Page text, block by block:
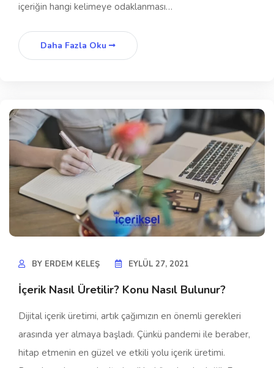
içeriğin hangi kelimeye odaklanması…
Daha Fazla Oku
BY ERDEM KELEŞ EYLÜL 27, 2021
İçerik Nasıl Üretilir? Konu Nasıl Bulunur?
Dijital içerik üretimi, artık çağımızın en önemli gerekleri
arasında yer almaya başladı. Çünkü pandemi ile beraber,
hitap etmenin en güzel ve etkili yolu içerik üretimi.